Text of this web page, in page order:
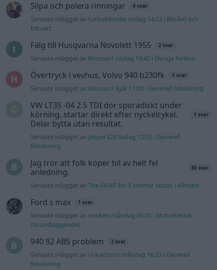
Slipa och polera rinningar 4 svar
Senaste inlägget avturboblondie tisdag 14:22 i Bilvård och
biltvätt
Fälg till Husqvarna Novolett 1955 2 svar
Senaste inlägget av Mossan1 tisdag 19:42 i Övriga fordon
Övertryck i vevhus, Volvo 940 b230fk 1 svar
Senaste inlägget av Mossan1 Igår 11:07 i Generell felsökning
VW LT35 -04 2.5 TDI dör sporadiskt under
körning, startar direkt efter nyckelcykel.
Delar bytta utan resultat.
1 svar
Senaste inlägget av Jesper328 tisdag 12:52 i Generell
felsökning
Jag tror att folk köper bil av helt fel
anledning.
30 svar
Senaste inlägget avThe-GOAT för 5 timmar sedan iAllmänt
Ford s max 1 svar
Senaste inlägget av nucken måndag 06:31 i Motorteknik
(Grundläggande)
940 92 ABS problem 2 svar
Senaste inlägget av H-Karlsson måndag 16:23 i Generell
felsökning